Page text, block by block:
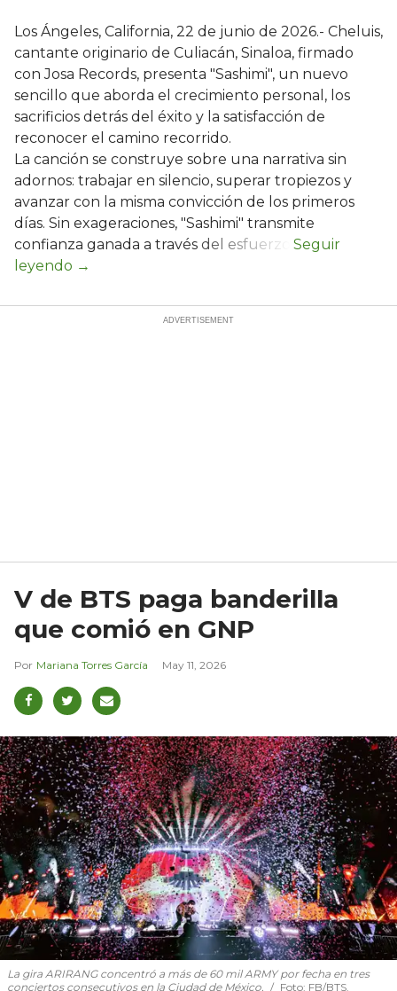
Los Ángeles, California, 22 de junio de 2026.- Cheluis,
cantante originario de Culiacán, Sinaloa, firmado
con Josa Records, presenta "Sashimi", un nuevo
sencillo que aborda el crecimiento personal, los
sacrificios detrás del éxito y la satisfacción de
reconocer el camino recorrido.
La canción se construye sobre una narrativa sin
adornos: trabajar en silencio, superar tropiezos y
avanzar con la misma convicción de los primeros
días. Sin exageraciones, "Sashimi" transmite
confianza ganada a través del esfuerzo.
V de BTS paga banderilla
que comió en GNP
Mariana Torres García May 11, 2026
La gira ARIRANG concentró a más de 60 mil ARMY por fecha en tres
conciertos consecutivos en la Ciudad de México.
Foto: FB/BTS.